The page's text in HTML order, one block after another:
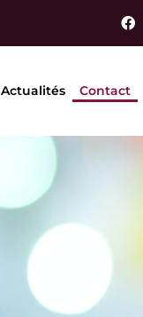
Actualités Contact